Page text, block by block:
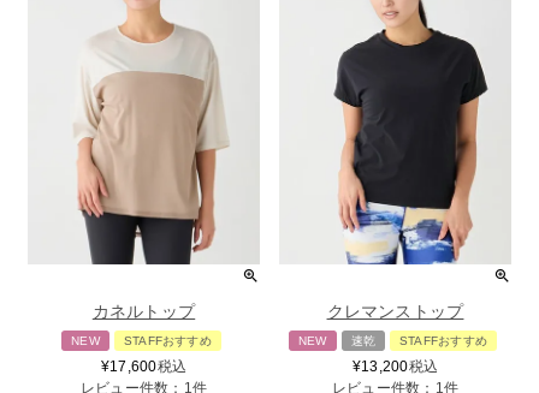
カネルトップ
NEW STAFFおすすめ
¥17,600税込
レビュー件数：1件
クレマンストップ
NEW 速乾 STAFFおすすめ
¥13,200税込
レビュー件数：1件